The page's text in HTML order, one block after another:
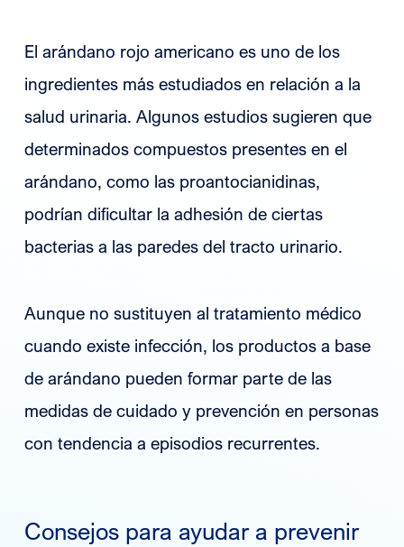
El arándano rojo americano es uno de los
ingredientes más estudiados en relación a la
salud urinaria. Algunos estudios sugieren que
determinados compuestos presentes en el
arándano, como las proantocianidinas,
podrían dificultar la adhesión de ciertas
bacterias a las paredes del tracto urinario.
Aunque no sustituyen al tratamiento médico
cuando existe infección, los productos a base
de arándano pueden formar parte de las
medidas de cuidado y prevención en personas
con tendencia a episodios recurrentes.
Consejos para ayudar a prevenir